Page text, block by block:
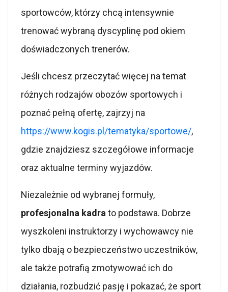
sportowców, którzy chcą intensywnie
trenować wybraną dyscyplinę pod okiem
doświadczonych trenerów.
Jeśli chcesz przeczytać więcej na temat
różnych rodzajów obozów sportowych i
poznać pełną ofertę, zajrzyj na
https://www.kogis.pl/tematyka/sportowe/,
gdzie znajdziesz szczegółowe informacje
oraz aktualne terminy wyjazdów.
Niezależnie od wybranej formuły,
profesjonalna kadra to podstawa. Dobrze
wyszkoleni instruktorzy i wychowawcy nie
tylko dbają o bezpieczeństwo uczestników,
ale także potrafią zmotywować ich do
działania, rozbudzić pasję i pokazać, że sport